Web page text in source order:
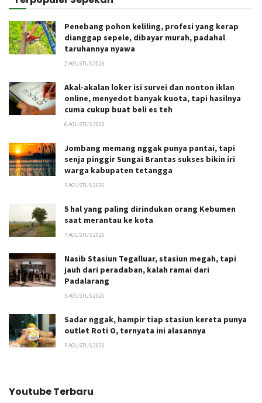
Penebang pohon keliling, profesi yang kerap
dianggap sepele, dibayar murah, padahal
taruhannya nyawa
2 AGUSTUS 2026
Akal-akalan loker isi survei dan nonton iklan
online, menyedot banyak kuota, tapi hasilnya
cuma cukup buat beli es teh
6 AGUSTUS 2026
Jombang memang nggak punya pantai, tapi
senja pinggir Sungai Brantas sukses bikin iri
warga kabupaten tetangga
5 AGUSTUS 2026
5 hal yang paling dirindukan orang Kebumen
saat merantau ke kota
7 AGUSTUS 2026
Nasib Stasiun Tegalluar, stasiun megah, tapi
jauh dari peradaban, kalah ramai dari
Padalarang
5 AGUSTUS 2026
Sadar nggak, hampir tiap stasiun kereta punya
outlet Roti O, ternyata ini alasannya
5 AGUSTUS 2026
Youtube Terbaru